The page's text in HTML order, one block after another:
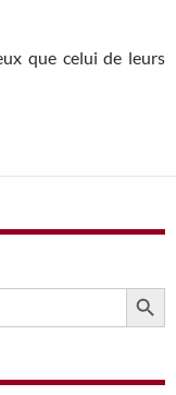
que celui de leurs
SEARCH